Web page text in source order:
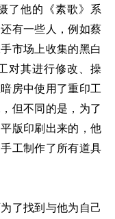
了他的《素歌》系
有一些人，例如蔡
市场上收集的黑白
对其进行修改、操
房中使用了重印工
但不同的是，为了
版印刷出来的，他
工制作了所有道具
了找到与他为自己